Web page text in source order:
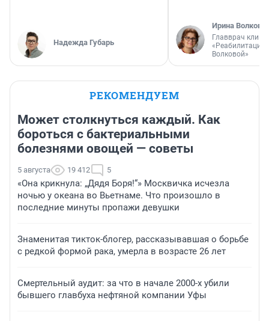
Надежда Губарь
Ирина Волкова
Главврач
«Реабилитация
Волковой»
РЕКОМЕНДУЕМ
Может столкнуться каждый. Как
бороться с бактериальными
болезнями овощей — советы
5 августа 19 412 5
«Она крикнула: „Дядя Боря!“» Москвичка исчезла
ночью у океана во Вьетнаме. Что произошло в
последние минуты пропажи девушки
Знаменитая тикток-блогер, рассказывавшая о борьбе
с редкой формой рака, умерла в возрасте 26 лет
Смертельный аудит: за что в начале 2000-х убили
бывшего главбуха нефтяной компании Уфы